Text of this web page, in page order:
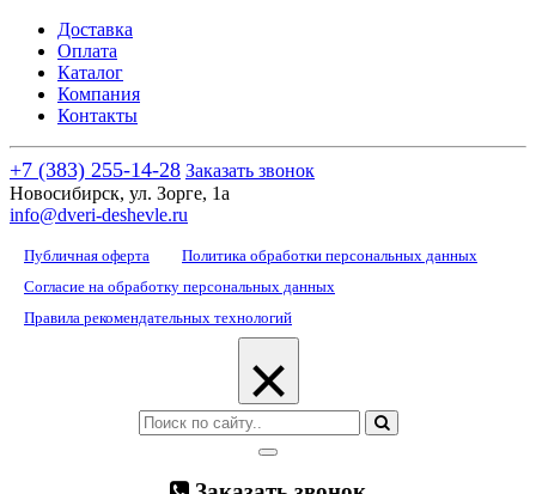
Доставка
Оплата
Каталог
Компания
Контакты
+7 (383) 255-14-28 Заказать звонок
Новосибирск, ул. Зорге, 1а
info@dveri-deshevle.ru
Публичная оферта
Политика обработки персональных данных
Согласие на обработку персональных данных
Правила рекомендательных технологий
×